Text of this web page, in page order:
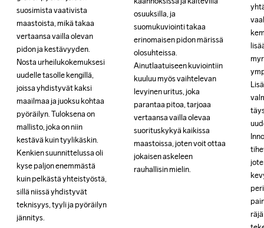
suosimista vaativista
maastoista, mikä takaa
vertaansa vailla olevan
pidon ja kestävyyden.
Nosta urheilukokemuksesi
uudelle tasolle kengillä,
joissa yhdistyvät kaksi
maailmaa ja juoksu kohtaa
pyöräilyn. Tuloksena on
mallisto, joka on niin
kestävä kuin tyylikäskin.
Kenkien suunnittelussa oli
kyse paljon enemmästä
kuin pelkästä yhteistyöstä,
sillä niissä yhdistyvät
teknisyys, tyyli ja pyöräilyn
jännitys.
suosimista vaativista
maastoista, mikä takaa
vertaansa vailla olevan
pidon ja kestävyyden.
Nosta urheilukokemuksesi
uudelle tasolle kengillä,
joissa yhdistyvät kaksi
maailmaa ja juoksu kohtaa
pyöräilyn. Tuloksena on
mallisto, joka on niin
kestävä kuin tyylikäskin.
Kenkien suunnittelussa oli
kyse paljon enemmästä
kuin pelkästä yhteistyöstä,
sillä niissä yhdistyvät
teknisyys, tyyli ja pyöräilyn
jännitys.
osuuksilla, ja
suomukuviointi takaa
erinomaisen pidon märissä
olosuhteissa.
Ainutlaatuiseen kuviointiin
kuuluu myös vaihtelevan
levyinen uritus, joka
parantaa pitoa, tarjoaa
vertaansa vailla olevaa
suorituskykyä kaikissa
maastoissa, joten voit ottaa
jokaisen askeleen
rauhallisin mielin.
osuuksilla, ja
suomukuviointi takaa
erinomaisen pidon märissä
olosuhteissa.
Ainutlaatuiseen kuviointiin
kuuluu myös vaihtelevan
levyinen uritus, joka
parantaa pitoa, tarjoaa
vertaansa vailla olevaa
suorituskykyä kaikissa
maastoissa, joten voit ottaa
jokaisen askeleen
rauhallisin mielin.